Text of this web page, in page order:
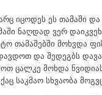
იცოდეს ეს თამაში და
ნაღდად ვერ
თამაშებში მოხვდა
და შედეგბს
ცალკე მოხდა
საკმაო სხვაობა